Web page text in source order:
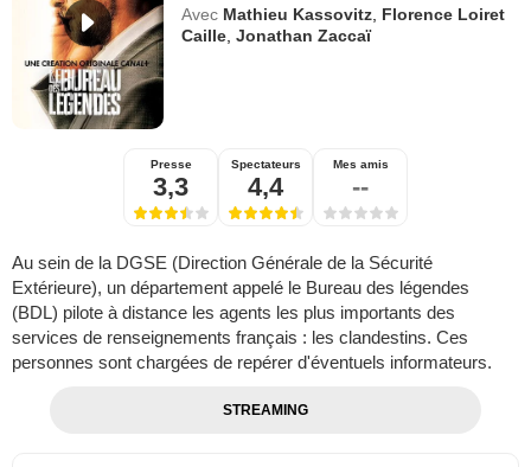
Avec Mathieu Kassovitz Florence Loiret
Caille ,Jonathan Zaccaï
Presse
3,3
Spectateurs
4,4
Mes amis
--
Au sein de la DGSE (Direction Générale de la Sécurité
Extérieure), un département appelé le Bureau des légendes
(BDL) pilote à distance les agents les plus importants des
services de renseignements français : les clandestins. Ces
personnes sont chargées de repérer d'éventuels informateurs.
STREAMING